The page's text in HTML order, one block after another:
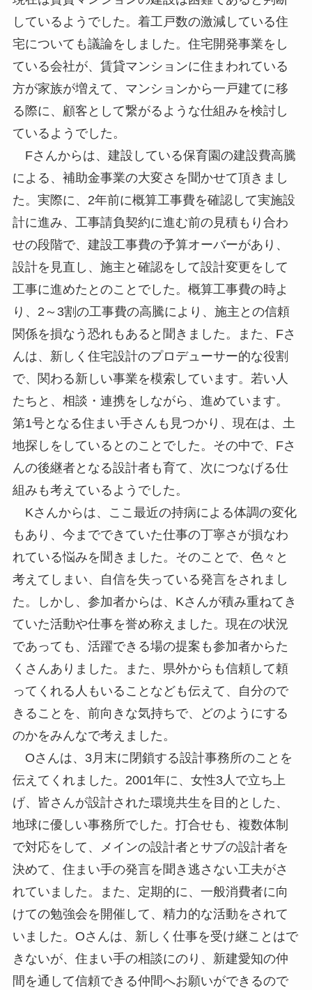
しているようでした。着工戸数の激減している住
宅についても議論をしました。住宅開発事業をし
ている会社が、賃貸マンションに住まわれている
方が家族が増えて、マンションから一戸建てに移
る際に、顧客として繋がるような仕組みを検討し
ているようでした。
Fさんからは、建設している保育園の建設費高騰
による、補助金事業の大変さを聞かせて頂きまし
た。実際に、2年前に概算工事費を確認して実施設
計に進み、工事請負契約に進む前の見積もり合わ
せの段階で、建設工事費の予算オーバーがあり、
設計を見直し、施主と確認をして設計変更をして
工事に進めたとのことでした。概算工事費の時よ
り、2～3割の工事費の高騰により、施主との信頼
関係を損なう恐れもあると聞きました。また、Fさ
んは、新しく住宅設計のプロデューサー的な役割
で、関わる新しい事業を模索しています。若い人
たちと、相談・連携をしながら、進めています。
第1号となる住まい手さんも見つかり、現在は、土
地探しをしているとのことでした。その中で、Fさ
んの後継者となる設計者も育て、次につなげる仕
組みも考えているようでした。
Kさんからは、ここ最近の持病による体調の変化
もあり、今までできていた仕事の丁寧さが損なわ
れている悩みを聞きました。そのことで、色々と
考えてしまい、自信を失っている発言をされまし
た。しかし、参加者からは、Kさんが積み重ねてき
ていた活動や仕事を誉め称えました。現在の状況
であっても、活躍できる場の提案も参加者からた
くさんありました。また、県外からも信頼して頼
ってくれる人もいることなども伝えて、自分ので
きることを、前向きな気持ちで、どのようにする
のかをみんなで考えました。
Oさんは、3月末に閉鎖する設計事務所のことを
伝えてくれました。2001年に、女性3人で立ち上
げ、皆さんが設計された環境共生を目的とした、
地球に優しい事務所でした。打合せも、複数体制
で対応をして、メインの設計者とサブの設計者を
決めて、住まい手の発言を聞き逃さない工夫がさ
れていました。また、定期的に、一般消費者に向
けての勉強会を開催して、精力的な活動をされて
いました。Oさんは、新しく仕事を受け継ことはで
きないが、住まい手の相談にのり、新建愛知の仲
間を通して信頼できる仲間へお願いができるので